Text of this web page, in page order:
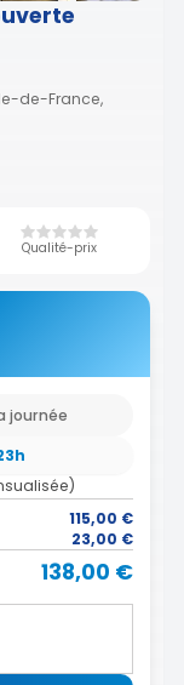
de-France,
Qualité-prix
journée
115,00 €
23,00 €
138,00 €